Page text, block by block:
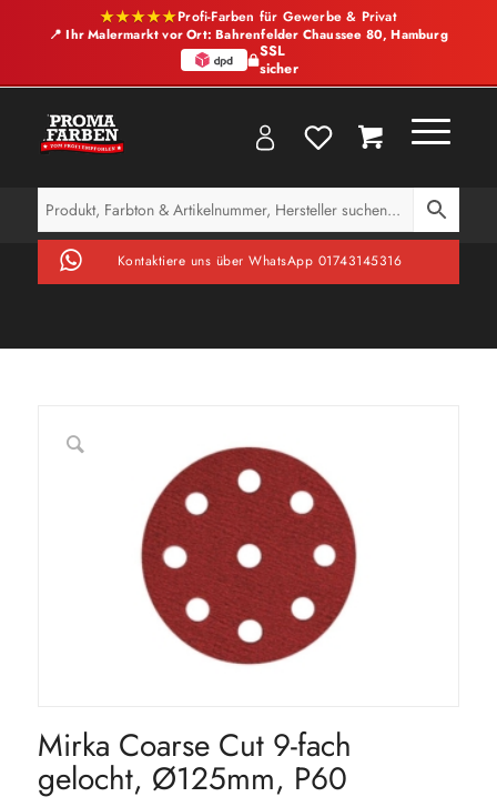
★★★★★Profi-Farben für Gewerbe & Privat
📍 Ihr Malermarkt vor Ort: Bahrenfelder Chaussee 80, Hamburg
SSL
sicher
Kontaktiere uns über WhatsApp 01743145316
Mirka Coarse Cut 9-fach
gelocht, Ø125mm, P60